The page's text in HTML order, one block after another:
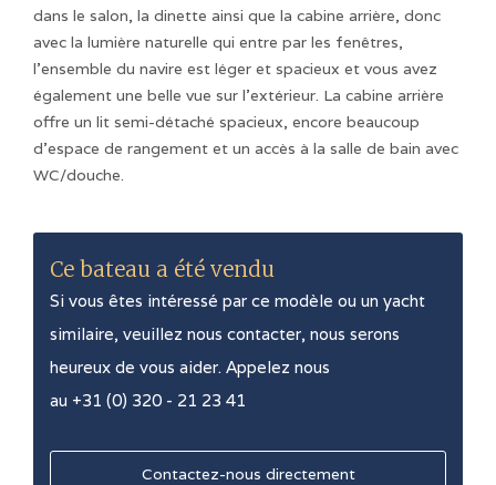
dans le salon, la dinette ainsi que la cabine arrière, donc
avec la lumière naturelle qui entre par les fenêtres,
l'ensemble du navire est léger et spacieux et vous avez
également une belle vue sur l'extérieur. La cabine arrière
offre un lit semi-détaché spacieux, encore beaucoup
d'espace de rangement et un accès à la salle de bain avec
WC/douche.
Ce bateau a été vendu
Si vous êtes intéressé par ce modèle ou un yacht
similaire, veuillez nous contacter, nous serons
heureux de vous aider. Appelez nous
au +31 (0) 320 - 21 23 41
Contactez-nous directement